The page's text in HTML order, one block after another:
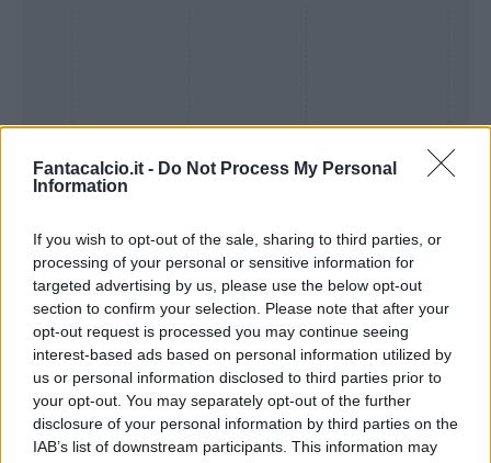
Fantacalcio.it - Do Not Process My Personal
Information
If you wish to opt-out of the sale, sharing to third parties, or
processing of your personal or sensitive information for
targeted advertising by us, please use the below opt-out
section to confirm your selection. Please note that after your
opt-out request is processed you may continue seeing
interest-based ads based on personal information utilized by
us or personal information disclosed to third parties prior to
your opt-out. You may separately opt-out of the further
disclosure of your personal information by third parties on the
IAB’s list of downstream participants. This information may
Bonus Malus
Presenze a
voto